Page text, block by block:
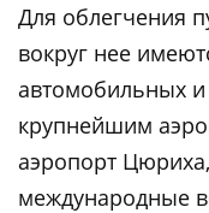
Для облегчения
вокруг нее
автомобильных
крупнейшим
аэропорт
международные